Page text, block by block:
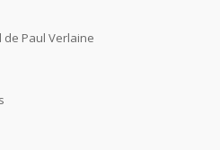
de Paul Verlaine